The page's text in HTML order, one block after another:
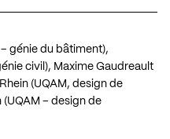
génie du bâtiment),
civil), Maxime Gaudreault
(UQAM, design de
(UQAM – design de